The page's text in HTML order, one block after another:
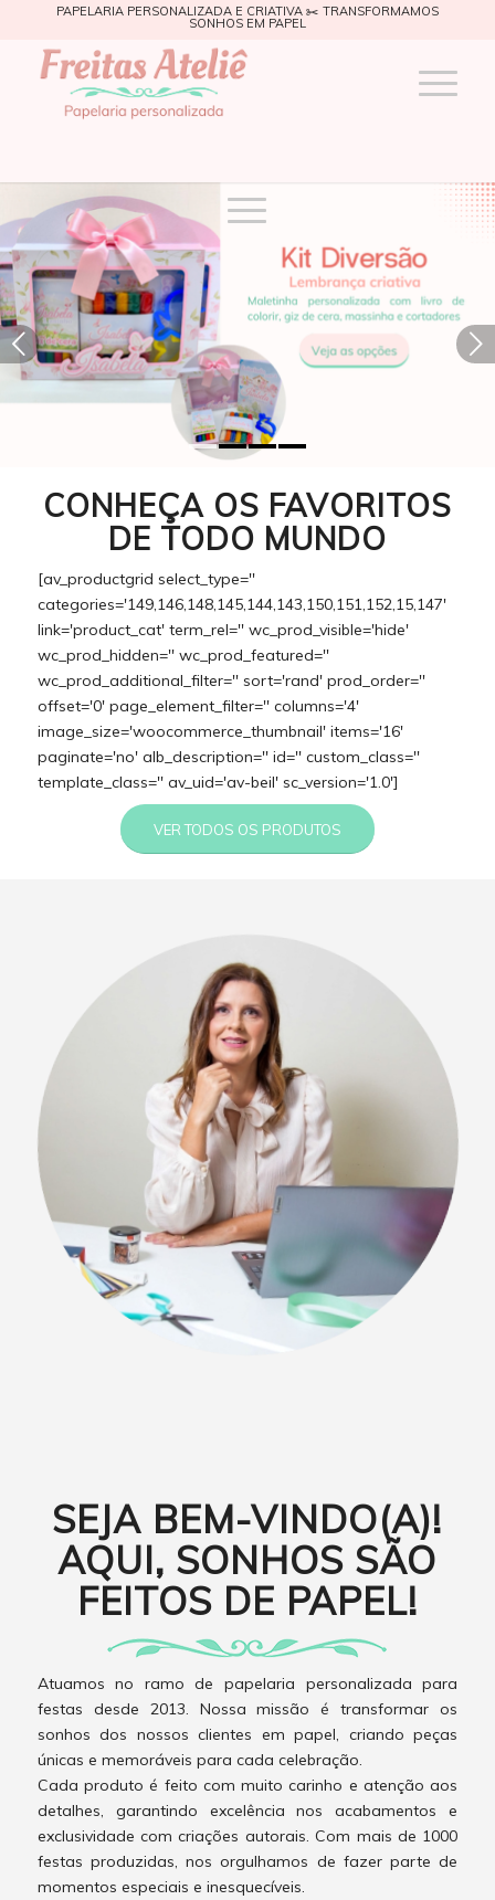
PAPELARIA PERSONALIZADA E CRIATIVA ✂️ TRANSFORMAMOS
SONHOS EM PAPEL
Próximo
CONHEÇA OS FAVORITOS
DE TODO MUNDO
[av_productgrid select_type=''
categories='149,146,148,145,144,143,150,151,152,15,147'
link='product_cat' term_rel='' wc_prod_visible='hide'
wc_prod_hidden='' wc_prod_featured=''
wc_prod_additional_filter='' sort='rand' prod_order=''
offset='0' page_element_filter='' columns='4'
image_size='woocommerce_thumbnail' items='16'
paginate='no' alb_description='' id='' custom_class=''
template_class='' av_uid='av-beil' sc_version='1.0']
VER TODOS OS PRODUTOS
SEJA BEM-VINDO(A)!
AQUI, SONHOS SÃO
FEITOS DE PAPEL!
Atuamos no ramo de papelaria personalizada para
festas desde 2013. Nossa missão é transformar os
sonhos dos nossos clientes em papel, criando peças
únicas e memoráveis para cada celebração.
Cada produto é feito com muito carinho e atenção aos
detalhes, garantindo excelência nos acabamentos e
exclusividade com criações autorais. Com mais de 1000
festas produzidas, nos orgulhamos de fazer parte de
momentos especiais e inesquecíveis.